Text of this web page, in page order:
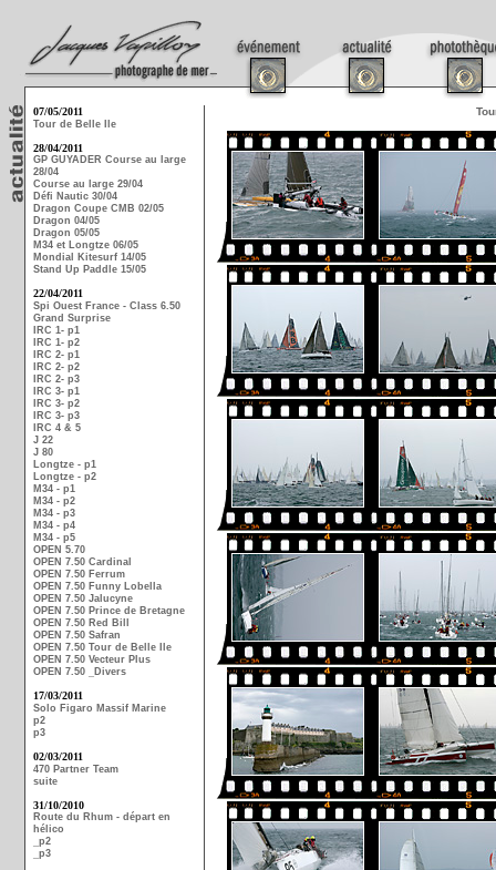
07/05/2011
Tour de Belle Ile
28/04/2011
GP GUYADER Course au large
28/04
Course au large 29/04
Défi Nautic 30/04
Dragon Coupe CMB 02/05
Dragon 04/05
Dragon 05/05
M34 et Longtze 06/05
Mondial Kitesurf 14/05
Stand Up Paddle 15/05
22/04/2011
Spi Ouest France - Class 6.50
Grand Surprise
IRC 1- p1
IRC 1- p2
IRC 2- p1
IRC 2- p2
IRC 2- p3
IRC 3- p1
IRC 3- p2
IRC 3- p3
IRC 4 & 5
J 22
J 80
Longtze - p1
Longtze - p2
M34 - p1
M34 - p2
M34 - p3
M34 - p4
M34 - p5
OPEN 5.70
OPEN 7.50 Cardinal
OPEN 7.50 Ferrum
OPEN 7.50 Funny Lobella
OPEN 7.50 Jalucyne
OPEN 7.50 Prince de Bretagne
OPEN 7.50 Red Bill
OPEN 7.50 Safran
OPEN 7.50 Tour de Belle Ile
OPEN 7.50 Vecteur Plus
OPEN 7.50 _Divers
17/03/2011
Solo Figaro Massif Marine
p2
p3
02/03/2011
470 Partner Team
suite
31/10/2010
Route du Rhum - départ en
hélico
_p2
_p3